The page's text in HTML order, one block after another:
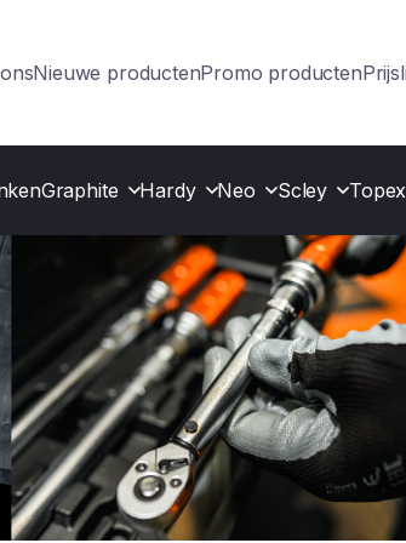
Nieuwe productenPromo producten
Graphite Hardy Neo Scley Topex